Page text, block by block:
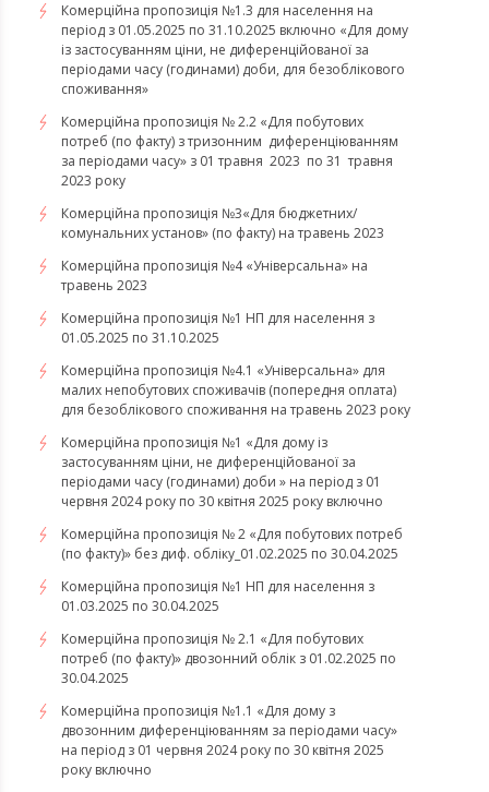
Комерційна пропозиція №1.3 для населення на
період з 01.05.2025 по 31.10.2025 включно «Для дому
із застосуванням ціни, не диференційованої за
періодами часу (годинами) доби, для безоблікового
споживання»
Комерційна пропозиція № 2.2 «Для побутових
потреб (по факту) з тризонним диференціюванням
за періодами часу» з 01 травня 2023 по 31 травня
2023 року
​​​​​​​Комерційна пропозиція №3«Для бюджетних/
комунальних установ» (по факту) на травень 2023
Комерційна пропозиція №4 «Універсальна» на
травень 2023
Комерційна пропозиція №1 НП для населення з
01.05.2025 по 31.10.2025
Комерційна пропозиція №4.1 «Універсальна» для
малих непобутових споживачів (попередня оплата)
для безоблікового споживання на травень 2023 року
Комерційна пропозиція №1 «Для дому із
застосуванням ціни, не диференційованої за
періодами часу (годинами) доби » на період з 01
червня 2024 року по 30 квітня 2025 року включно
Комерційна пропозиція № 2 «Для побутових потреб
(по факту)» без диф. обліку_01.02.2025 по 30.04.2025
Комерційна пропозиція №1 НП для населення з
01.03.2025 по 30.04.2025
Комерційна пропозиція № 2.1 «Для побутових
потреб (по факту)» двозонний облік з 01.02.2025 по
30.04.2025
Комерційна пропозиція №1.1 «Для дому з
двозонним диференціюванням за періодами часу»
на період з 01 червня 2024 року по 30 квітня 2025
року включно